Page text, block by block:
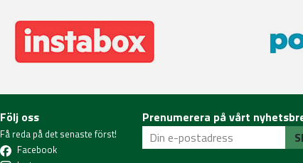
Följ oss
Få reda på det senaste först!
Facebook
Prenumerera på vårt